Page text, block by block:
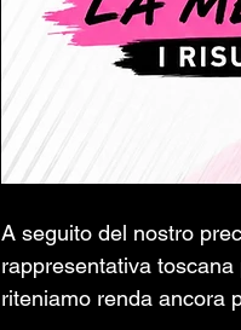
A seguito del nostro
rappresentativa
riteniamo renda ancora